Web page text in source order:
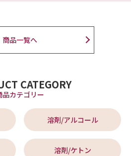
商品一覧へ
CATEGORY
品カテゴリー
溶剤/アルコール
溶剤/ケトン